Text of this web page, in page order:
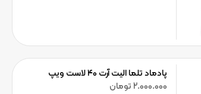
پادماد تلما الیت آرت ۴۰ لاست ویپ
2.000.000تومان